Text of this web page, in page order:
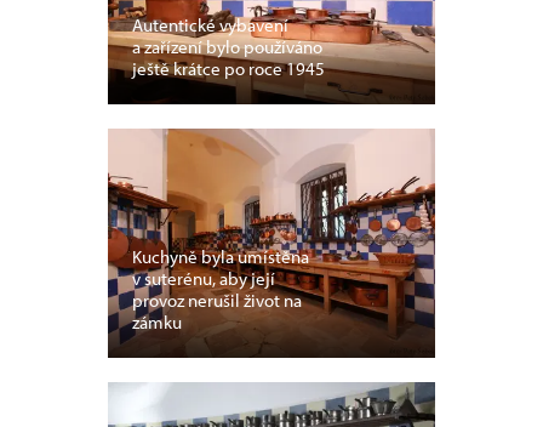
Autentické vybavení
a zařízení bylo používáno
ještě krátce po roce 1945
Kuchyně byla umístěna
v suterénu, aby její
provoz nerušil život na
zámku